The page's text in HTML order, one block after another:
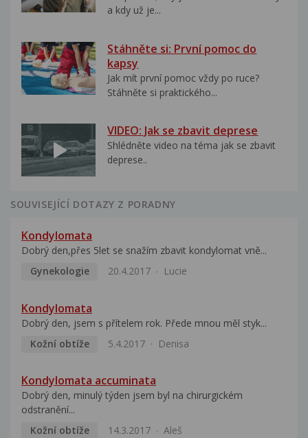
a kdy už je...
Stáhněte si: První pomoc do
kapsy
Jak mít první pomoc vždy po ruce?
Stáhněte si praktického...
VIDEO: Jak se zbavit deprese
Shlédněte video na téma jak se zbavit
deprese..
SOUVISEJÍCÍ DOTAZY Z PORADNY
Kondylomata
Dobrý den,přes 5let se snažím zbavit kondylomat vně...
Gynekologie
20.4.2017 Lucie
Kondylomata
Dobrý den, jsem s přítelem rok. Přede mnou měl styk...
Kožní obtíže
5.4.2017 Denisa
Kondylomata accuminata
Dobrý den, minulý týden jsem byl na chirurgickém
odstranění...
Kožní obtíže
14.3.2017 Aleš